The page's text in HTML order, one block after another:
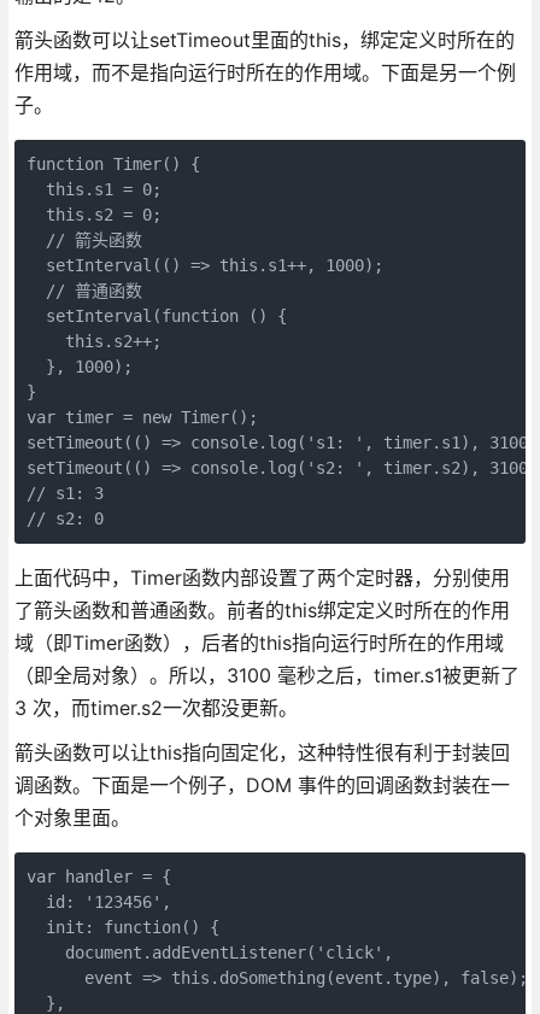
箭头函数可以让setTimeout里面的this，绑定定义时所在的
作用域，而不是指向运行时所在的作用域。下面是另一个例
子。
function Timer() {
  this.s1 = 0;
  this.s2 = 0;
  // 箭头函数
  setInterval(() => this.s1++, 1000);
  // 普通函数
  setInterval(function () {
    this.s2++;
  }, 1000);
}
var timer = new Timer();
setTimeout(() => console.log('s1: ', timer.s1),
setTimeout(() => console.log('s2: ', timer.s2),
// s1: 3
// s2: 0
上面代码中，Timer函数内部设置了两个定时器，分别使用
了箭头函数和普通函数。前者的this绑定定义时所在的作用
域（即Timer函数），后者的this指向运行时所在的作用域
（即全局对象）。所以，3100 毫秒之后，timer.s1被更新了
3 次，而timer.s2一次都没更新。
箭头函数可以让this指向固定化，这种特性很有利于封装回
调函数。下面是一个例子，DOM 事件的回调函数封装在一
个对象里面。
var handler = {
  id: '123456',
  init: function() {
    document.addEventListener('click',
      event => this.doSomething(event.type), false);
  },